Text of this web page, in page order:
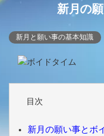
新月の
新月と願い事の基本知識
目次
新月の願い事とボ